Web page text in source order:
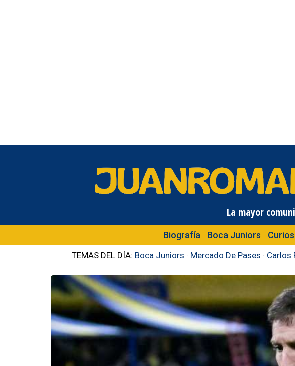
La mayor
Biografía Boca Juniors
TEMAS DEL DÍA: Boca Juniors · Mercado De Pases · Carlos